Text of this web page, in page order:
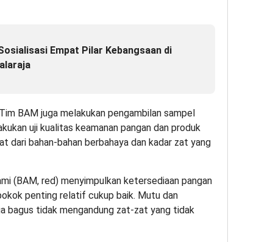
Empat Pilar Kebangsaan di
BAM juga melakukan pengambilan sampel
uji kualitas keamanan pangan dan produk
dari bahan-bahan berbahaya dan kadar zat yang
(BAM, red) menyimpulkan ketersediaan pangan
penting relatif cukup baik. Mutu dan
bagus tidak mengandung zat-zat yang tidak